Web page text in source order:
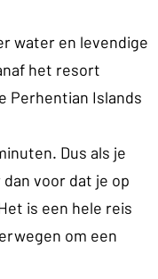
water en levendige
het resort
Perhentian Islands
Dus als je
voor dat je op
is een hele reis
om een